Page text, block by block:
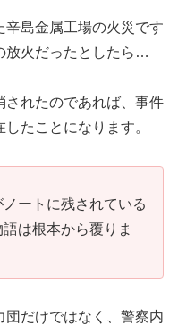
辛島金属工場の火災です
放火だったとしたら…
されたのであれば、事件
たことになります。
ートに残されている
は根本から覆りま
団だけではなく、警察内